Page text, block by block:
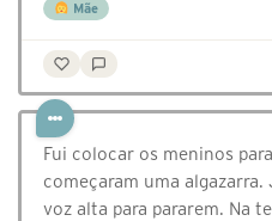
Mãe
Fui colocar os meninos
começaram uma algazarra.
voz alta para pararem. Na